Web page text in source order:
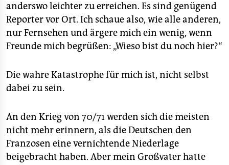
anderswo leichter zu erreichen. Es sind genügend
Reporter vor Ort. Ich schaue also, wie alle anderen,
nur Fernsehen und ärgere mich ein wenig, wenn
Freunde mich begrüßen: „Wieso bist du noch hier?“
Die wahre Katastrophe für mich ist, nicht selbst
dabei zu sein.
An den Krieg von 70/71 werden sich die meisten
nicht mehr erinnern, als die Deutschen den
Franzosen eine vernichtende Niederlage
beigebracht haben. Aber mein Großvater hatte